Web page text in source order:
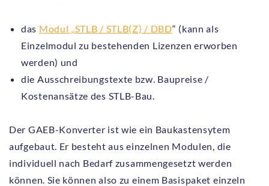
das Modul „STLB / STLB(Z) / DBD“ (kann als
Einzelmodul zu bestehenden Lizenzen erworben
werden) und
die Ausschreibungstexte bzw. Baupreise /
Kostenansätze des STLB-Bau.
Der GAEB-Konverter ist wie ein Baukastensytem
aufgebaut. Er besteht aus einzelnen Modulen, die
individuell nach Bedarf zusammengesetzt werden
können. Sie können also zu einem Basispaket einzeln